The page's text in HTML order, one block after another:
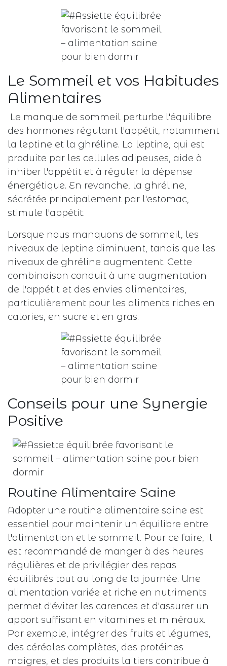
Le Sommeil et vos Habitudes
Alimentaires
Le manque de sommeil perturbe l'équilibre
des hormones régulant l'appétit, notamment
la leptine et la ghréline. La leptine, qui est
produite par les cellules adipeuses, aide à
inhiber l'appétit et à réguler la dépense
énergétique. En revanche, la ghréline,
sécrétée principalement par l'estomac,
stimule l'appétit.
Lorsque nous manquons de sommeil, les
niveaux de leptine diminuent, tandis que les
niveaux de ghréline augmentent. Cette
combinaison conduit à une augmentation
de l'appétit et des envies alimentaires,
particulièrement pour les aliments riches en
calories, en sucre et en gras.
Conseils pour une Synergie
Positive
Routine Alimentaire Saine
Adopter une routine alimentaire saine est
essentiel pour maintenir un équilibre entre
l'alimentation et le sommeil. Pour ce faire, il
est recommandé de manger à des heures
régulières et de privilégier des repas
équilibrés tout au long de la journée. Une
alimentation variée et riche en nutriments
permet d'éviter les carences et d'assurer un
apport suffisant en vitamines et minéraux.
Par exemple, intégrer des fruits et légumes,
des céréales complètes, des protéines
maigres, et des produits laitiers contribue à